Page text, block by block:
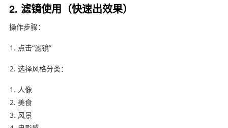
2. 滤镜使用（快速出效果）
操作步骤：
点击“滤镜”
选择风格分类：
人像
美食
风景